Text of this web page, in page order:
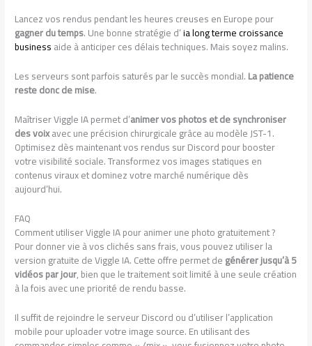
Lancez vos rendus pendant les heures creuses en Europe pour
gagner du temps. Une bonne stratégie d’ia long terme croissance
businessaide à anticiper ces délais techniques. Mais soyez malins.
Les serveurs sont parfois saturés par le succès mondial.La patience
reste donc de mise.
Maîtriser Viggle IA permet d’animer vos photos et de synchroniser
des voixavec une précision chirurgicale grâce au modèle JST-1.
Optimisez dès maintenant vos rendus sur Discord pour booster
votre visibilité sociale. Transformez vos images statiques en
contenus viraux et dominez votre marché numérique dès
aujourd’hui.
FAQ
Comment utiliser Viggle IA pour animer une photo gratuitement ?
Pour donner vie à vos clichés sans frais, vous pouvez utiliser la
version gratuite de Viggle IA. Cette offre permet degénérer jusqu’à 5
vidéos par jour, bien que le traitement soit limité à une seule création
à la fois avec une priorité de rendu basse.
Il suffit de rejoindre le serveur Discord ou d’utiliser l’application
mobile pour uploader votre image source. En utilisant des